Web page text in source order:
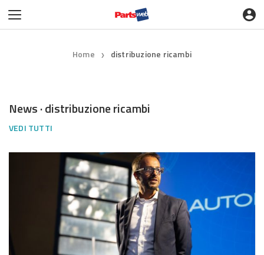
Home ❯ distribuzione ricambi
News · distribuzione ricambi
VEDI TUTTI